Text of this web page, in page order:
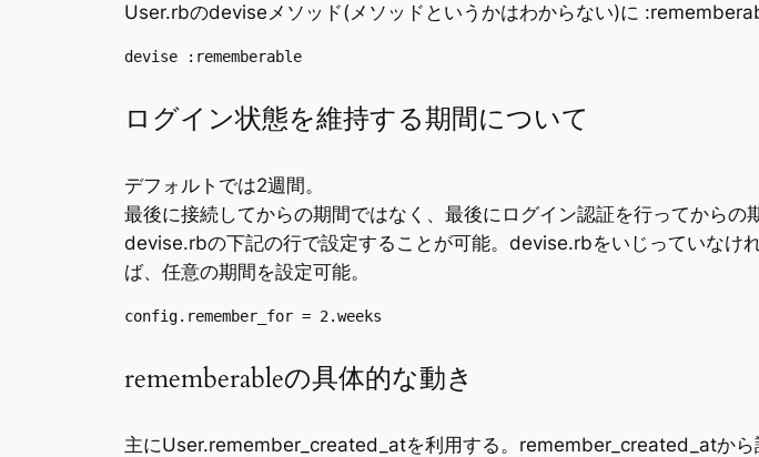
User.rbのdeviseメソッド(メソッドというかはわからない)に
devise :rememberable
ログイン状態を維持する期間について
デフォルトでは2週間。
最後に接続してからの期間ではなく、最後にログイン認証を行ってからの
devise.rbの下記の行で設定することが可能。devise.rbをいじっていなけ
ば、任意の期間を設定可能。
config.remember_for = 2.weeks
rememberableの具体的な動き
主にUser.remember_created_atを利用する。remember_created_atから